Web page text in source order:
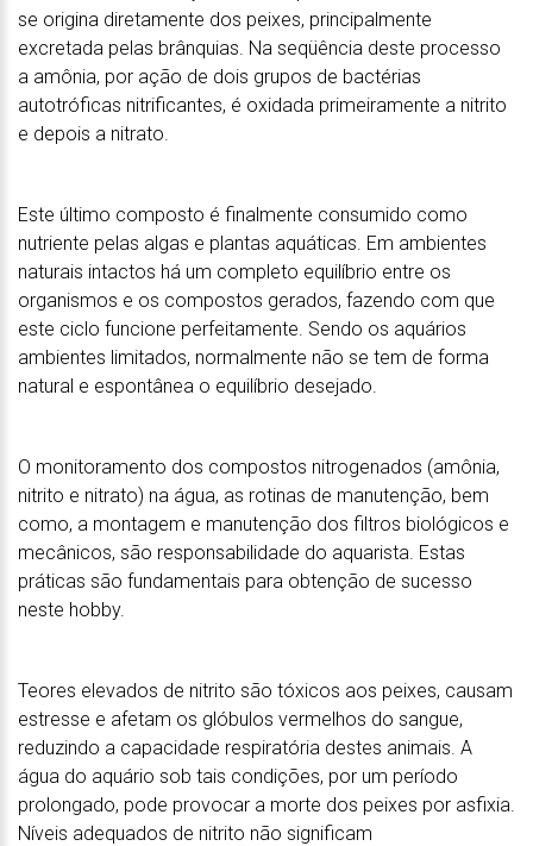
se origina diretamente dos peixes, principalmente
excretada pelas brânquias. Na seqüência deste processo
a amônia, por ação de dois grupos de bactérias
autotróficas nitrificantes, é oxidada primeiramente a nitrito
e depois a nitrato.
Este último composto é finalmente consumido como
nutriente pelas algas e plantas aquáticas. Em ambientes
naturais intactos há um completo equilíbrio entre os
organismos e os compostos gerados, fazendo com que
este ciclo funcione perfeitamente. Sendo os aquários
ambientes limitados, normalmente não se tem de forma
natural e espontânea o equilíbrio desejado.
O monitoramento dos compostos nitrogenados (amônia,
nitrito e nitrato) na água, as rotinas de manutenção, bem
como, a montagem e manutenção dos filtros biológicos e
mecânicos, são responsabilidade do aquarista. Estas
práticas são fundamentais para obtenção de sucesso
neste hobby.
Teores elevados de nitrito são tóxicos aos peixes, causam
estresse e afetam os glóbulos vermelhos do sangue,
reduzindo a capacidade respiratória destes animais. A
água do aquário sob tais condições, por um período
prolongado, pode provocar a morte dos peixes por asfixia.
Níveis adequados de nitrito não significam